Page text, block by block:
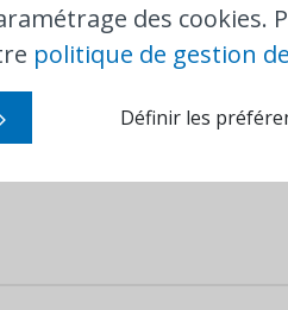
obtenue, vous pouvez
plainte.
des cookies.
politique de gestion
Définir les